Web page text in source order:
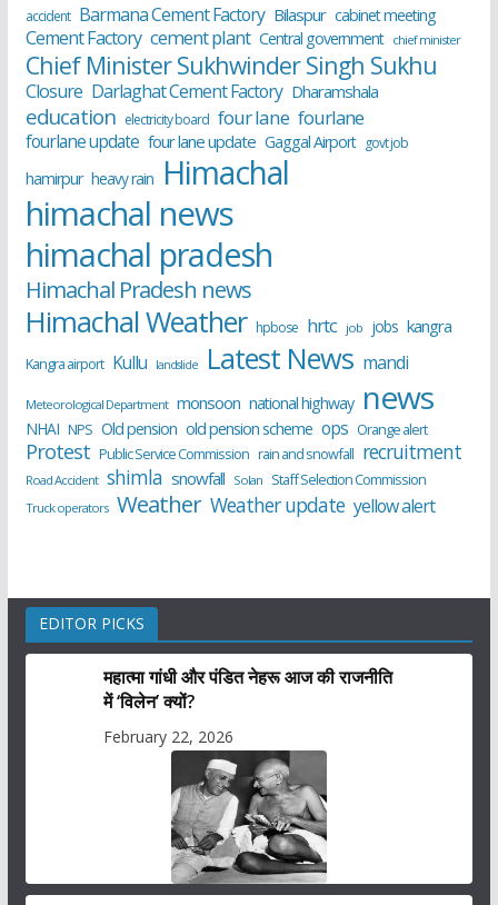
accident Barmana Cement Factory Bilaspur cabinet meeting
Cement Factory cement plant Central government chief minister
Chief Minister Sukhwinder Singh Sukhu
Closure Darlaghat Cement Factory Dharamshala
education electricity board four lane fourlane
fourlane update four lane update Gaggal Airport govt job
hamirpur heavy rain Himachal
himachal news
himachal pradesh
Himachal Pradesh news
Himachal Weather hpbose hrtc job jobs kangra
Kangra airport Kullu landslide Latest News mandi
Meteorological Department monsoon national highway news
NHAI NPS Old pension old pension scheme ops Orange alert
Protest Public Service Commission rain and snowfall recruitment
Road Accident shimla snowfall Solan Staff Selection Commission
Truck operators Weather Weather update yellow alert
EDITOR PICKS
महात्मा गांधी और पंडित नेहरू आज की राजनीति
में ‘विलेन’ क्यों?
February 22, 2026